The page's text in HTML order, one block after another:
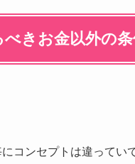
きお金以外の
コンセプトは違ってい